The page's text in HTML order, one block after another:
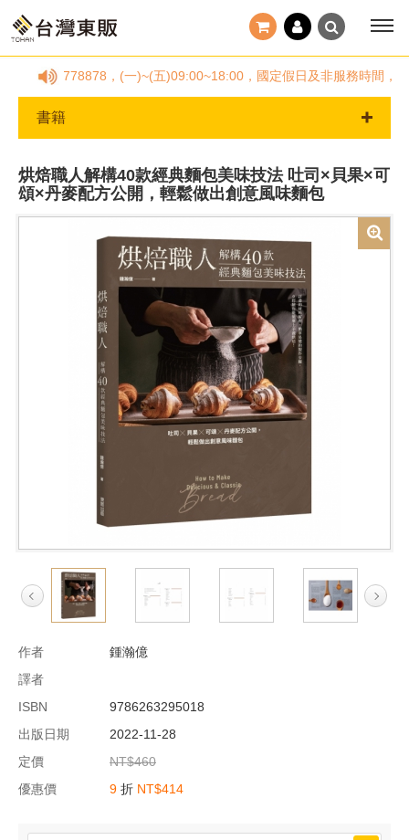
25778878，(一)~(五)09:00~18:00，國定假日及非服務時間，請
書籍
烘焙職人解構40款經典麵包美味技法 吐司×貝果×可
頌×丹麥配方公開，輕鬆做出創意風味麵包
作者
鍾瀚億
譯者
ISBN
9786263295018
出版日期
2022-11-28
定價
NT$460
優惠價
9 折 NT$414